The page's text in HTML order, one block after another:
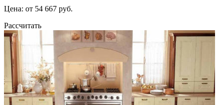
Цена: от 54 667 руб.
Рассчитать